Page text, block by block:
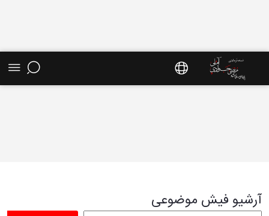
آرشیو فیش موضوعی